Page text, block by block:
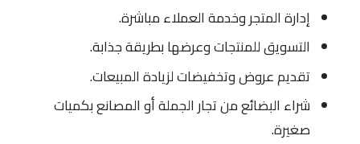
إدارة المتجر وخدمة العملاء مباشرة.
التسويق للمنتجات وعرضها بطريقة جذابة.
تقديم عروض وتخفيضات لزيادة المبيعات.
شراء البضائع من تجار الجملة أو المصانع بكميات
صغيرة.